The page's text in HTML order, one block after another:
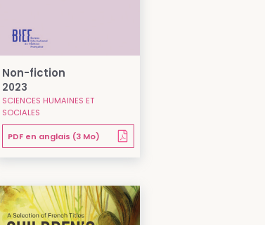
Non-fiction
2023
SCIENCES HUMAINES ET
SOCIALES
PDF en anglais (3 Mo)